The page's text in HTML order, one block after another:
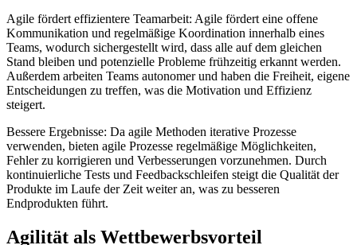
Agile fördert effizientere Teamarbeit: Agile fördert eine offene
Kommunikation und regelmäßige Koordination innerhalb eines
Teams, wodurch sichergestellt wird, dass alle auf dem gleichen
Stand bleiben und potenzielle Probleme frühzeitig erkannt werden.
Außerdem arbeiten Teams autonomer und haben die Freiheit, eigene
Entscheidungen zu treffen, was die Motivation und Effizienz
steigert.
Bessere Ergebnisse: Da agile Methoden iterative Prozesse
verwenden, bieten agile Prozesse regelmäßige Möglichkeiten,
Fehler zu korrigieren und Verbesserungen vorzunehmen. Durch
kontinuierliche Tests und Feedbackschleifen steigt die Qualität der
Produkte im Laufe der Zeit weiter an, was zu besseren
Endprodukten führt.
Agilität als Wettbewerbsvorteil